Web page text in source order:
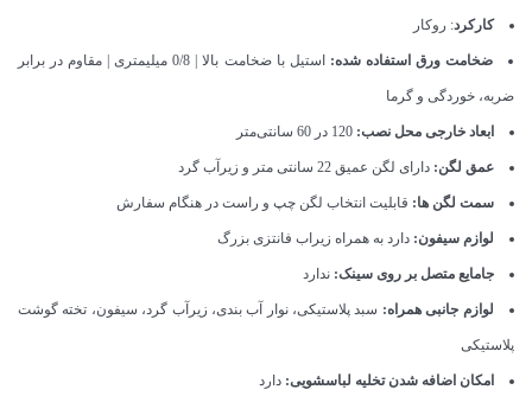
کارکرد: روکار
ضخامت ورق استفاده شده: استیل با ضخامت بالا | 0/8 میلیمتری | مقاوم در برابر
ضربه، خوردگی و گرما
ابعاد خارجی محل نصب:
عمق لگن: دارای لگن عمیق 22 سانتی متر و زیرآب گرد
سمت لگن ها: قابلیت انتخاب لگن چپ و راست در هنگام سفارش
لوازم سیفون: دارد به همراه زیراب فانتزی بزرگ
جامایع متصل بر روی سینک: ندارد
لوازم جانبی همراه: سبد پلاستیکی، نوار آب بندی، زیرآب گرد، سیفون، تخته گوشت
پلاستیکی
امکان اضافه شدن تخلیه لباسشویی: دارد